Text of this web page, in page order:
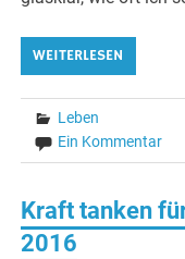
WEITERLESEN
Leben
Ein Kommentar
Kraft tanken
2016